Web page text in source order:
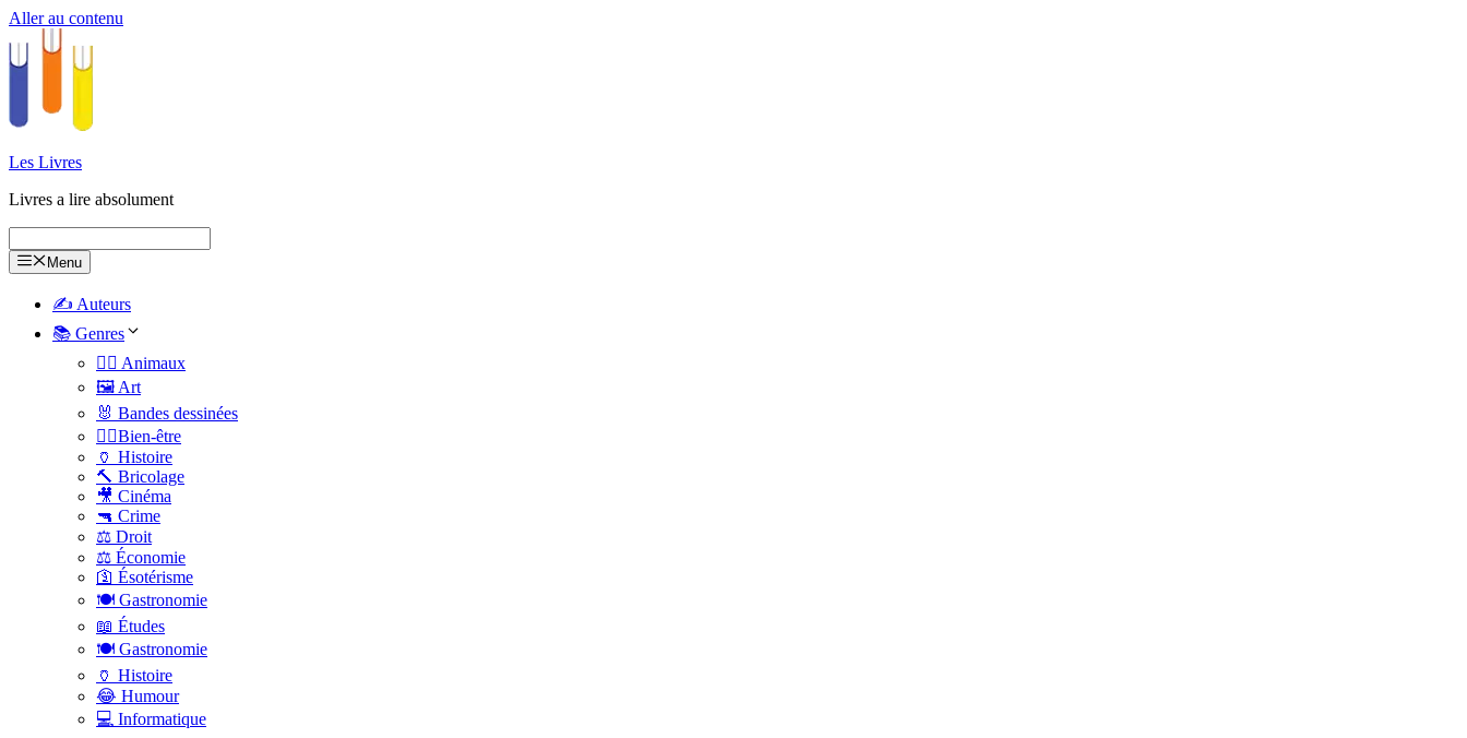
Aller au contenu
Les Livres
Livres a lire absolument
Menu
✍️ Auteurs
📚 Genres
🐕‍🦺 Animaux
🖼️ Art
🐰 Bandes dessinées
🧑‍⚕️Bien-être
🏺 Histoire
🔨 Bricolage
🎥 Cinéma
🔫 Crime
⚖️ Droit
⚖️ Économie
🛐 Ésotérisme
🍽️ Gastronomie
📖 Études
🍽️ Gastronomie
🏺 Histoire
😂 Humour
💻 Informatique